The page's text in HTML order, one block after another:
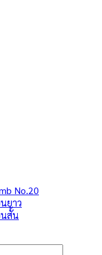
No.20
ยาว
นสั้น